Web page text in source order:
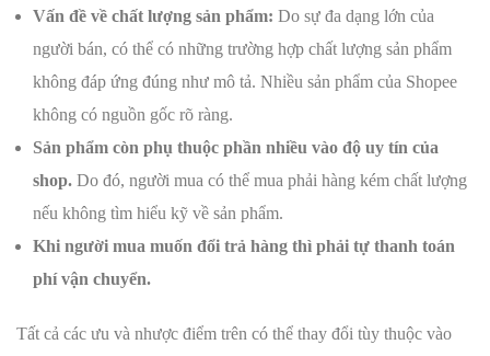
Vấn đề về chất lượng sản phẩm: Do sự đa dạng lớn của
người bán, có thể có những trường hợp chất lượng sản phẩm
không đáp ứng đúng như mô tả. Nhiều sản phẩm của Shopee
không có nguồn gốc rõ ràng.
Sản phẩm còn phụ thuộc phần nhiều vào độ uy tín của
shop. Do đó, người mua có thể mua phải hàng kém chất lượng
nếu không tìm hiểu kỹ về sản phẩm.
Khi người mua muốn đổi trả hàng thì phải tự thanh toán
phí vận chuyển.
Tất cả các ưu và nhược điểm trên có thể thay đổi tùy thuộc vào